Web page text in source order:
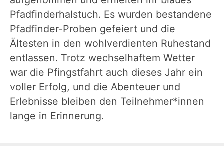
Pfadfinderhalstuch. Es wurden bestandene
Pfadfinder-Proben gefeiert und die
Ältesten in den wohlverdienten Ruhestand
entlassen. Trotz wechselhaftem Wetter
war die Pfingstfahrt auch dieses Jahr ein
voller Erfolg, und die Abenteuer und
Erlebnisse bleiben den Teilnehmer*innen
lange in Erinnerung.